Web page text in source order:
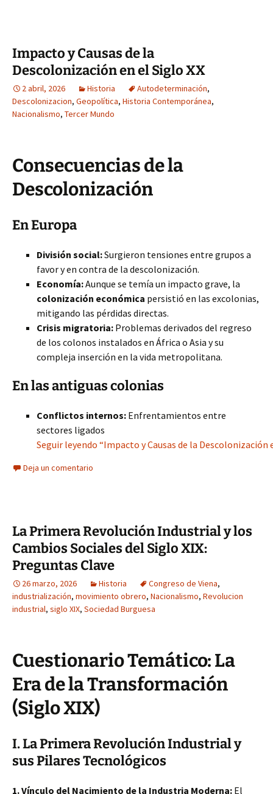
Impacto y Causas de la
Descolonización en el Siglo XX
2 abril, 2026 Historia Autodeterminación,
Descolonizacion, Geopolítica, Historia Contemporánea,
Nacionalismo, Tercer Mundo
Consecuencias de la
Descolonización
En Europa
División social:Surgieron tensiones entre grupos a
favor y en contra de la descolonización.
Economía:Aunque se temía un impacto grave, la
colonización económica persistió en las excolonias,
mitigando las pérdidas directas.
Crisis migratoria: Problemas derivados del regreso
de los colonos instalados en África o Asia y su
compleja inserción en la vida metropolitana.
En las antiguas colonias
Conflictos internos: Enfrentamientos entre
sectores ligados
Seguir leyendo “Impacto y Causas de la Descolonización
Deja un comentario
La Primera Revolución Industrial y los
Cambios Sociales del Siglo XIX:
Preguntas Clave
26 marzo, 2026 Historia Congreso de Viena,
industrialización, movimiento obrero, Nacionalismo, Revolucion
industrial, siglo XIX, Sociedad Burguesa
Cuestionario Temático: La
Era de la Transformación
(Siglo XIX)
I. La Primera Revolución Industrial y
sus Pilares Tecnológicos
1. Vínculo del Nacimiento de la Industria Moderna: El